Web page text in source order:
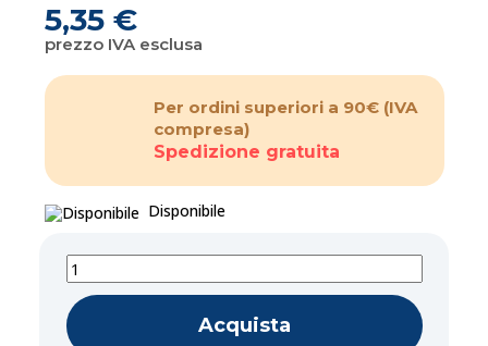
5,35 €
prezzo IVA esclusa
Per ordini superiori a 90€ (IVA
compresa)
Spedizione gratuita
Disponibile
Acquista